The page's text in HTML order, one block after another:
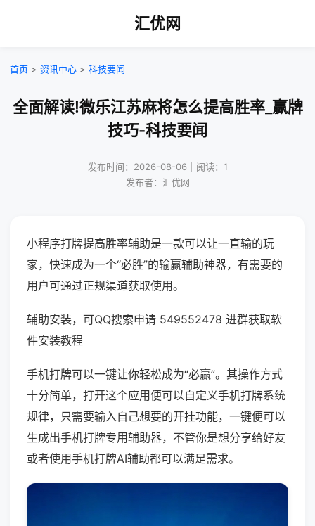
汇优网
首页 > 资讯中心 > 科技要闻
全面解读!微乐江苏麻将怎么提高胜率_赢牌
技巧-科技要闻
发布时间：2026-08-06｜阅读：1
发布者：汇优网
小程序打牌提高胜率辅助是一款可以让一直输的玩
家，快速成为一个“必胜”的输赢辅助神器，有需要的
用户可通过正规渠道获取使用。
辅助安装，可QQ搜索申请 549552478 进群获取软
件安装教程
手机打牌可以一键让你轻松成为“必赢”。其操作方式
十分简单，打开这个应用便可以自定义手机打牌系统
规律，只需要输入自己想要的开挂功能，一键便可以
生成出手机打牌专用辅助器，不管你是想分享给好友
或者使用手机打牌AI辅助都可以满足需求。